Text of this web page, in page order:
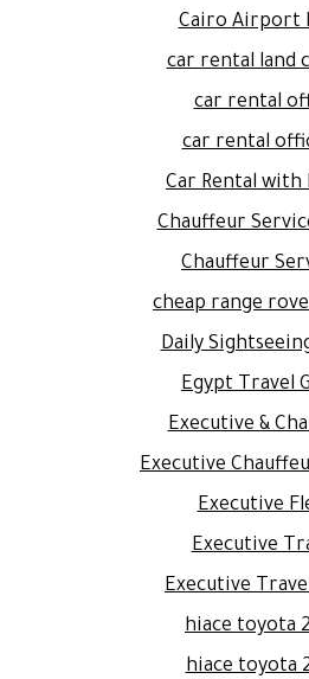
Cairo Airport
car rental land
car rental
car rental
Car Rental
Chauffeur
Chauffeur
cheap range
Daily
Egypt Travel
Executive &
Executive
Executive
Executive
Executive
hiace toyota
hiace toyota